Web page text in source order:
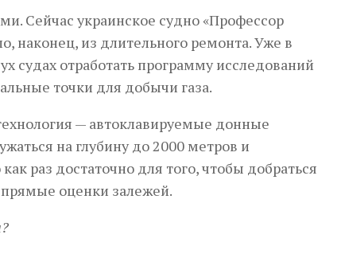
Сейчас украинское судно «Профессор
из длительного ремонта. Уже в
отработать программу исследований
точки для добычи газа.
— автоклавируемые донные
на глубину до 2000 метров и
раз достаточно для того, чтобы добраться
оценки залежей.